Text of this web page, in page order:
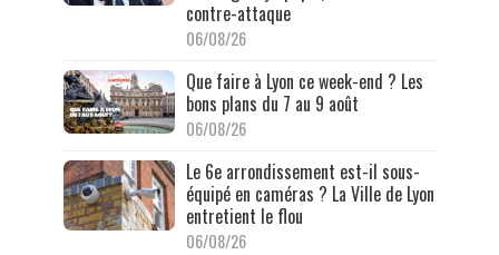
contre-attaque
06/08/26
Que faire à Lyon ce week-end ? Les
bons plans du 7 au 9 août
06/08/26
Le 6e arrondissement est-il sous-
équipé en caméras ? La Ville de Lyon
entretient le flou
06/08/26